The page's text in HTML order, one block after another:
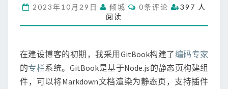
V
u
e
r
e
s
s
2023年10月29日 倾城
C
O
M
S
0条评论
397 人
阅读
在建设博客的初期，我采用GitBook构建了编码专家
的专栏系统。GitBook是基于Node.js的静态页构建组
件，可以将Markdown文档渲染为静态页，支持插件